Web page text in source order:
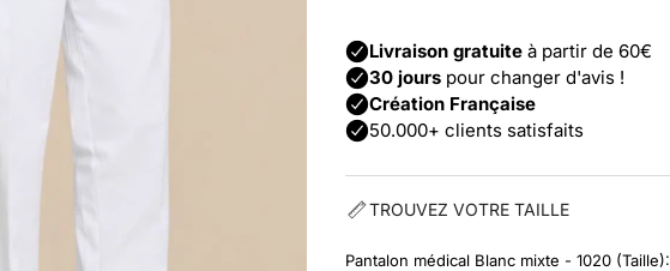
TROUVEZ VOTRE TAILLE
Pantalon médical Blanc mixte - 1020 (Taille):